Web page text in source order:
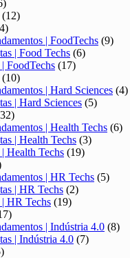
(12)
| FoodTechs (9)
| Food Techs (6)
| FoodTechs (17)
(10)
| Hard Sciences (4)
| Hard Sciences (5)
| Health Techs (6)
| Health Techs (3)
| Health Techs (19)
| HR Techs (5)
| HR Techs (2)
| HR Techs (19)
| Indústria 4.0 (8)
| Indústria 4.0 (7)